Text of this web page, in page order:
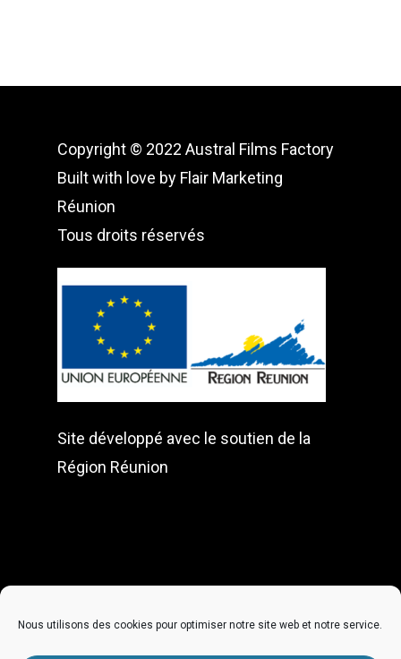
Nous utilisons des cookies pour optimiser notre site web et notre service.
Copyright © 2022 Austral Films Factory
Built with love by Flair Marketing
Réunion
Tous droits réservés
Site développé avec le soutien de la
Région Réunion
Nous contacter: